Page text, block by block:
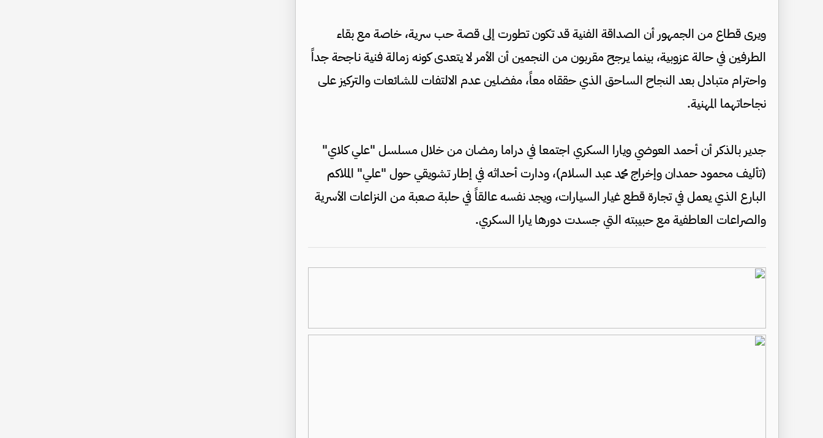
ويرى قطاع من الجمهور أن الصداقة الفنية قد تكون تطورت إلى قصة حب سرية، خاصة مع بقاء
الطرفين في حالة عزوبية، بينما يرجح مقربون من النجمين أن الأمر لا يتعدى كونه زمالة فنية ناجحة جداً
واحترام متبادل بعد النجاح الساحق الذي حققاه معاً، مفضلين عدم الالتفات للشائعات والتركيز على
نجاحاتهما المهنية.
جدير بالذكر أن أحمد العوضي ويارا السكري اجتمعا في دراما رمضان من خلال مسلسل "علي كلاي"
(تأليف محمود حمدان وإخراج محمد عبد السلام)، ودارت أحداثه في إطار تشويقي حول "علي" الملاكم
البارع الذي يعمل في تجارة قطع غيار السيارات، ويجد نفسه عالقاً في حلبة صعبة من النزاعات الأسرية
والصراعات العاطفية مع حبيبته التي جسدت دورها يارا السكري.